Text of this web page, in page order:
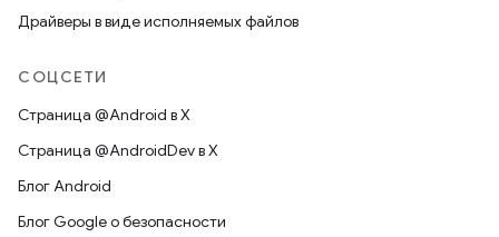
Драйверы в виде исполняемых файлов
СОЦСЕТИ
Страница @Android в X
Страница @AndroidDev в X
Блог Android
Блог Google о безопасности